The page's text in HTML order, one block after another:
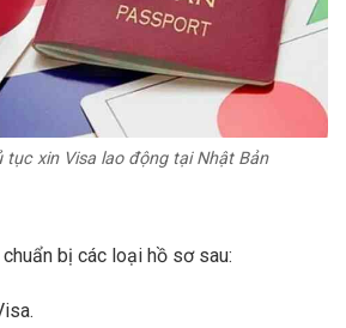
tục xin Visa lao động tại Nhật Bản
bị các loại hồ sơ sau: